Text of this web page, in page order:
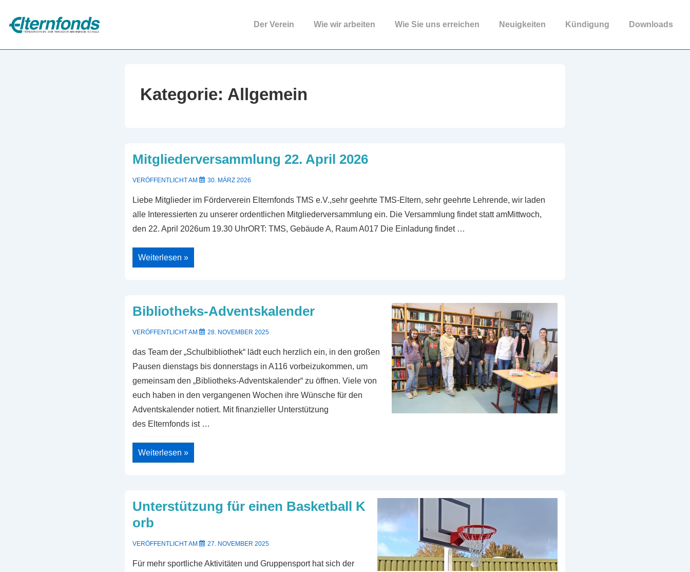
Zum
Inhalt
Hauptnavigation
Der Verein Wie wir arbeiten Wie Sie uns erreichen Neuigkeiten Kündigung Downloads
Kategorie: Allgemein
Mitgliederversammlung 22. April 2026
VERÖFFENTLICHT AM 30. MÄRZ 2026
Liebe Mitglieder im Förderverein Elternfonds TMS e.V.,sehr geehrte TMS-Eltern, sehr geehrte Lehrende, wir laden
alle Interessierten zu unserer ordentlichen Mitgliederversammlung ein. Die Versammlung findet statt amMittwoch,
den 22. April 2026um 19.30 UhrORT: TMS, Gebäude A, Raum A017 Die Einladung findet …
Mitgliederversammlung
22.
April
Weiterlesen »
Bibliotheks-Adventskalender
VERÖFFENTLICHT AM 28. NOVEMBER 2025
das Team der „Schulbibliothek“ lädt euch herzlich ein, in den großen
Pausen dienstags bis donnerstags in A116 vorbeizukommen, um
gemeinsam den „Bibliotheks-Adventskalender“ zu öffnen. Viele von
euch haben in den vergangenen Wochen ihre Wünsche für den
Adventskalender notiert. Mit finanzieller Unterstützung
des Elternfonds ist …
Bibliotheks-
Adventskalender
Weiterlesen »
Unterstützung für einen Basketball K
orb
VERÖFFENTLICHT AM 27. NOVEMBER 2025
Für mehr sportliche Aktivitäten und Gruppensport hat sich der